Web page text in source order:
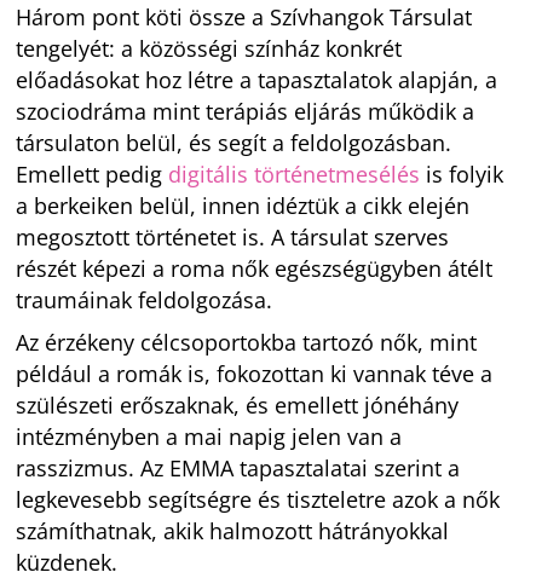
Három pont köti össze a Szívhangok Társulat
tengelyét: a közösségi színház konkrét
előadásokat hoz létre a tapasztalatok alapján, a
szociodráma mint terápiás eljárás működik a
társulaton belül, és segít a feldolgozásban.
Emellett pedig digitális történetmesélés is folyik
a berkeiken belül, innen idéztük a cikk elején
megosztott történetet is. A társulat szerves
részét képezi a roma nők egészségügyben átélt
traumáinak feldolgozása.
Az érzékeny célcsoportokba tartozó nők, mint
például a romák is, fokozottan ki vannak téve a
szülészeti erőszaknak, és emellett jónéhány
intézményben a mai napig jelen van a
rasszizmus. Az EMMA tapasztalatai szerint a
legkevesebb segítségre és tiszteletre azok a nők
számíthatnak, akik halmozott hátrányokkal
küzdenek.